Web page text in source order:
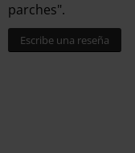
parches".
Escribe una reseña